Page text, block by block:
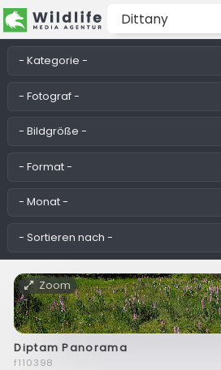
Zoom
Diptam Panorama
f110398